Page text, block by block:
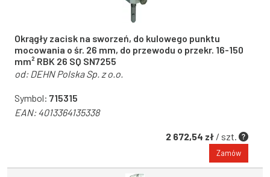
Okrągły zacisk na sworzeń, do kulowego punktu
mocowania o śr. 26 mm, do przewodu o przekr. 16-150
mm² RBK 26 SQ SN7255
od: DEHN Polska Sp. z o.o.
Symbol: 715315
EAN:4013364135338
2 672,54 zł / szt.
Zamów